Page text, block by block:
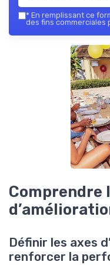
* En remplissant ce
des fins commerciales
Comprendre
Définir les axes
renforcer la